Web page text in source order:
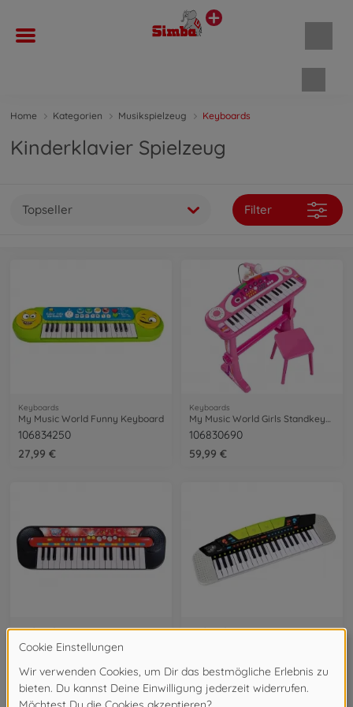
Home Kategorien Musikspielzeug Keyboards
Kinderklavier Spielzeug
Topseller Filter
Keyboards
My Music World Funny Keyboard
106834250
27,99 €
Keyboards
My Music World Girls Standkeyboard
106830690
59,99 €
Keyboards
My Music World Keyboard
24,99 €
Keyboards
32,99 €